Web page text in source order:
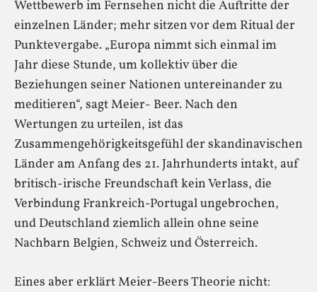
Wettbewerb im Fernsehen nicht die Auftritte der
einzelnen Länder; mehr sitzen vor dem Ritual der
Punktevergabe. „Europa nimmt sich einmal im
Jahr diese Stunde, um kollektiv über die
Beziehungen seiner Nationen untereinander zu
meditieren“, sagt Meier- Beer. Nach den
Wertungen zu urteilen, ist das
Zusammengehörigkeitsgefühl der skandinavischen
Länder am Anfang des 21. Jahrhunderts intakt, auf
britisch-irische Freundschaft kein Verlass, die
Verbindung Frankreich-Portugal ungebrochen,
und Deutschland ziemlich allein ohne seine
Nachbarn Belgien, Schweiz und Österreich.
Eines aber erklärt Meier-Beers Theorie nicht: